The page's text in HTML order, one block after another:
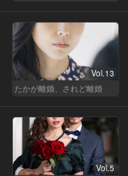
Vol.13
たかが離婚、されど離婚
Vol.5